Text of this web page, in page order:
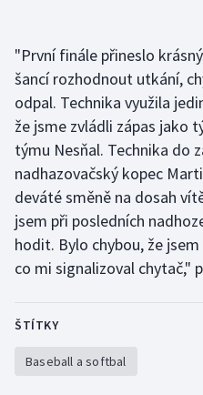
Krasobruslení
Lezení
Lyže a snowboard
Moderní pětiboj
Motorsport
Parasport
"První finále přineslo
šancí rozhodnout utkání,
odpal. Technika využila
že jsme zvládli zápas jako
týmu Nesňal. Technika do
nadhazovačský kopec
deváté směně na dosah
jsem při posledních
hodit. Bylo chybou, že
co mi signalizoval chytač,"
ŠTÍTKY
Baseball a softbal